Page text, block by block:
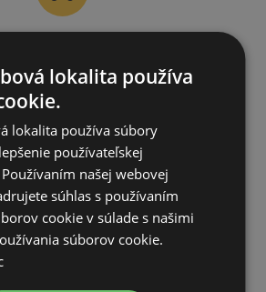
od 200€ vrátane DPH.
VLASTNÝ SKLAD
držíme priamo skladom
lokalita používa
lokalita používa súbory
používateľskej
našej webovej
súhlas s používaním
cookie v súlade s našimi
súborov cookie.